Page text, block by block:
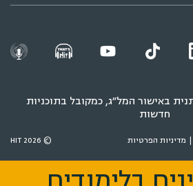
באישור המל״ג, כמקובל בתוכניות
חדשות
מדיניות הפרטיות © 2026 HIT